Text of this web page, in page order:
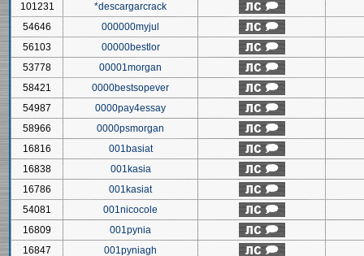
101231
*descargarcrack
54646
000000myjul
56103
00000bestlor
53778
00001morgan
58421
0000bestsopever
54987
0000pay4essay
58966
0000psmorgan
16816
001basiat
16838
001kasia
16786
001kasiat
54081
001nicocole
16809
001pynia
16847
001pyniagh